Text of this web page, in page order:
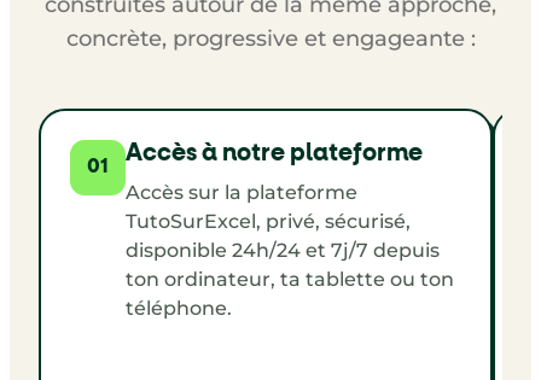
concrète, progressive et engageante :
01
Accès à notre plateforme
Accès sur la plateforme
TutoSurExcel, privé, sécurisé,
disponible 24h/24 et 7j/7 depuis
ton ordinateur, ta tablette ou ton
téléphone.